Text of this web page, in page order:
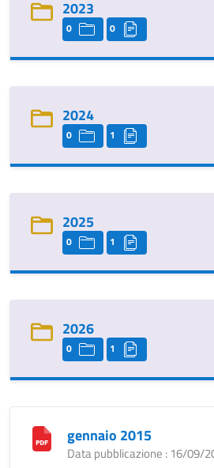
2023
0 0
2024
0 1
2025
0 1
2026
0 1
gennaio 2015
Data pubblicazione : 16/09/